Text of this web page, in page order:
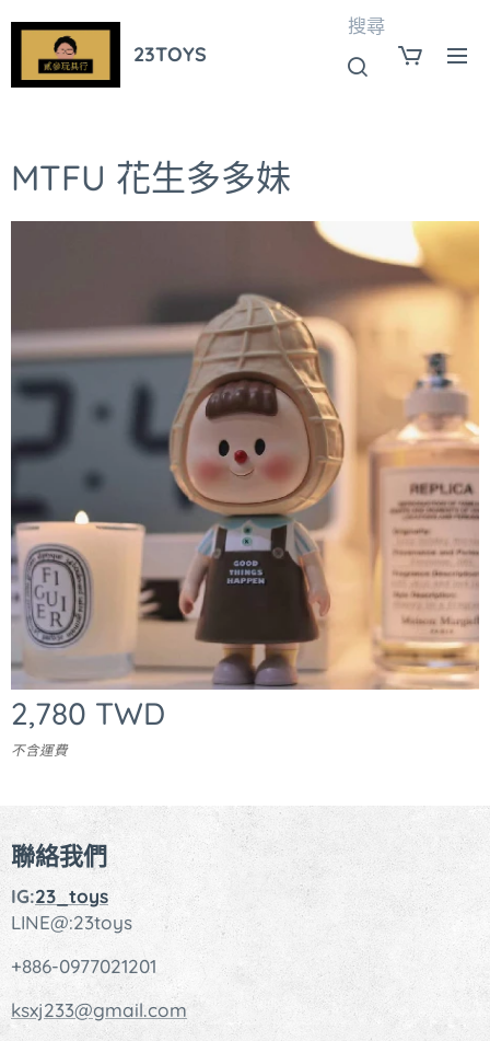
23TOYS
搜尋
MTFU 花生多多妹
2,780 TWD
不含運費
聯絡我們
IG:23_toys
LINE@:23toys
+886-0977021201
ksxj233@gmail.com